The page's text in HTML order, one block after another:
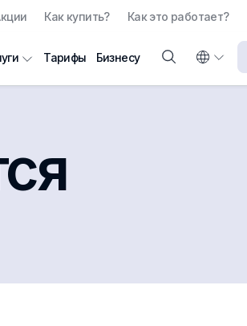
Как купить? Как это работает?
Тарифы Бизнесу